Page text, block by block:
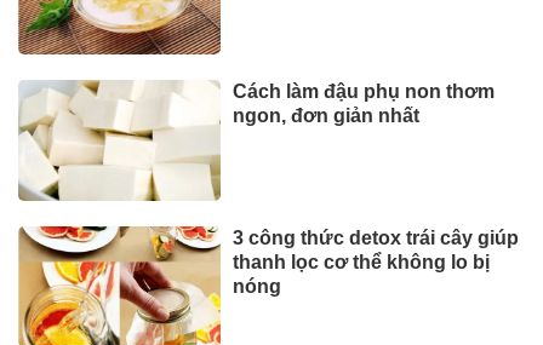
Cách làm đậu phụ non thơm
ngon, đơn giản nhất
3 công thức detox trái cây giúp
thanh lọc cơ thể không lo bị
nóng